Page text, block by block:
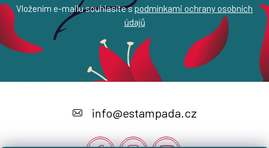
Vložením e-mailu souhlasíte spodmínkami ochrany osobních
údajů
info@estampada.cz